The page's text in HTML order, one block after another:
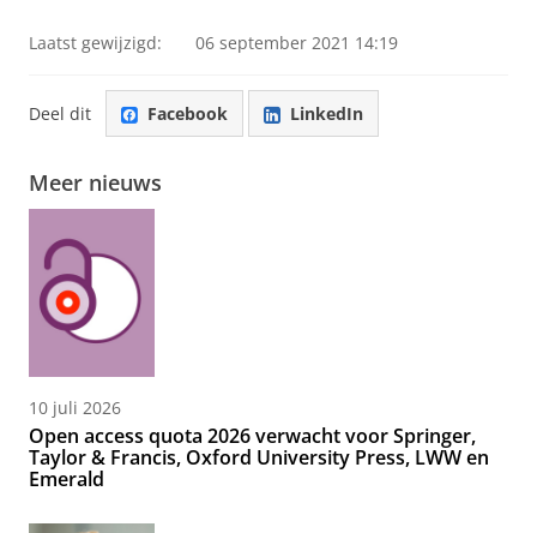
Laatst gewijzigd: 06 september 2021 14:19
Deel dit Facebook LinkedIn
Meer nieuws
10 juli 2026
Open access quota 2026 verwacht voor Springer,
Taylor & Francis, Oxford University Press, LWW en
Emerald